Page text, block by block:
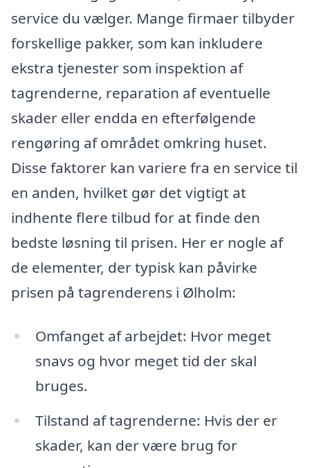
service du vælger. Mange firmaer tilbyder
forskellige pakker, som kan inkludere
ekstra tjenester som inspektion af
tagrenderne, reparation af eventuelle
skader eller endda en efterfølgende
rengøring af området omkring huset.
Disse faktorer kan variere fra en service til
en anden, hvilket gør det vigtigt at
indhente flere tilbud for at finde den
bedste løsning til prisen. Her er nogle af
de elementer, der typisk kan påvirke
prisen på tagrenderens i Ølholm:
Omfanget af arbejdet: Hvor meget
snavs og hvor meget tid der skal
bruges.
Tilstand af tagrenderne: Hvis der er
skader, kan der være brug for